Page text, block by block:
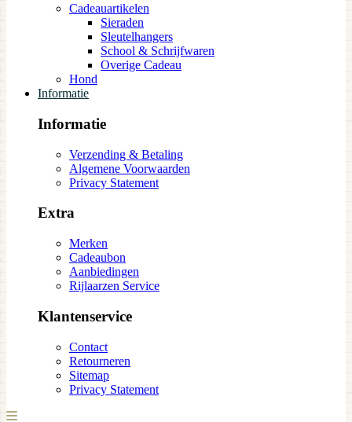
Cadeauartikelen
Sieraden
Sleutelhangers
School & Schrijfwaren
Overige Cadeau
Hond
Informatie
Informatie
Verzending & Betaling
Algemene Voorwaarden
Privacy Statement
Extra
Merken
Cadeaubon
Aanbiedingen
Rijlaarzen Service
Klantenservice
Contact
Retourneren
Sitemap
Privacy Statement